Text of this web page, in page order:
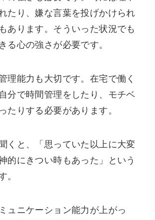
たり、嫌な言葉を投げかけられ
あります。そういった状況でも
る心の強さが必要です。
理能力も大切です。在宅で働く
分で時間管理をしたり、モチベ
たりする必要があります。
くと、「思っていた以上に大変
的にきつい時もあった」という
。
ュニケーション能力が上がっ